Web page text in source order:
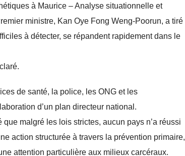
à Maurice – Analyse situationnelle et
ministre, Kan Oye Fong Weng-Poorun, a tiré
à détecter, se répandent rapidement dans le
de santé, la police, les ONG et les
d’un plan directeur national.
malgré les lois strictes, aucun pays n’a réussi
action structurée à travers la prévention primaire,
attention particulière aux milieux carcéraux.